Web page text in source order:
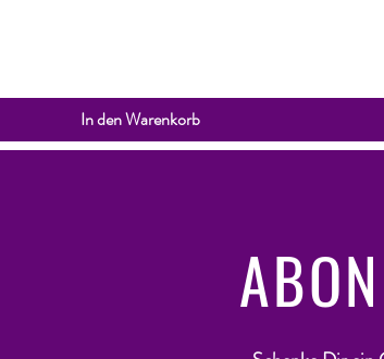
In den Warenkorb